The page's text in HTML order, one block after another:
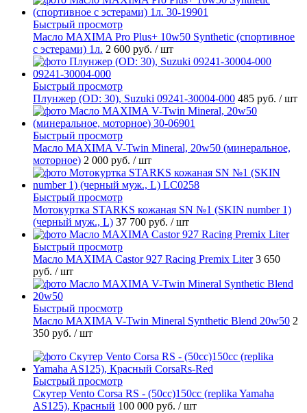
Быстрый просмотр
Масло MAXIMA Pro Plus+ 10w50 Synthetic (спортивное
с эстерами) 1л. 2 600 руб. / шт
Быстрый просмотр
Плунжер (OD: 30), Suzuki 09241-30004-000 485 руб. / шт
Быстрый просмотр
Масло MAXIMA V-Twin Mineral, 20w50 (минеральное,
моторное) 2 000 руб. / шт
Быстрый просмотр
Мотокуртка STARKS кожаная SN №1 (SKIN number 1)
(черный муж., L) 37 700 руб. / шт
Быстрый просмотр
Масло MAXIMA Castor 927 Racing Premix Liter 3 650
руб. / шт
Быстрый просмотр
Масло MAXIMA V-Twin Mineral Synthetic Blend 20w50 2
350 руб. / шт
Быстрый просмотр
Скутер Vento Corsa RS - (50cc)150cc (replika Yamaha
AS125), Красный 100 000 руб. / шт